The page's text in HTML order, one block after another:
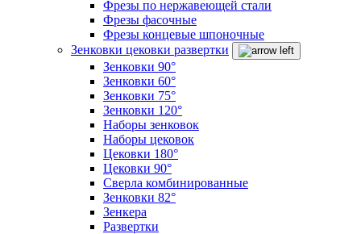
Фрезы по нержавеющей стали
Фрезы фасочные
Фрезы концевые шпоночные
Зенковки цековки развертки
Зенковки 90°
Зенковки 60°
Зенковки 75°
Зенковки 120°
Наборы зенковок
Наборы цековок
Цековки 180°
Цековки 90°
Сверла комбинированные
Зенковки 82°
Зенкера
Развертки